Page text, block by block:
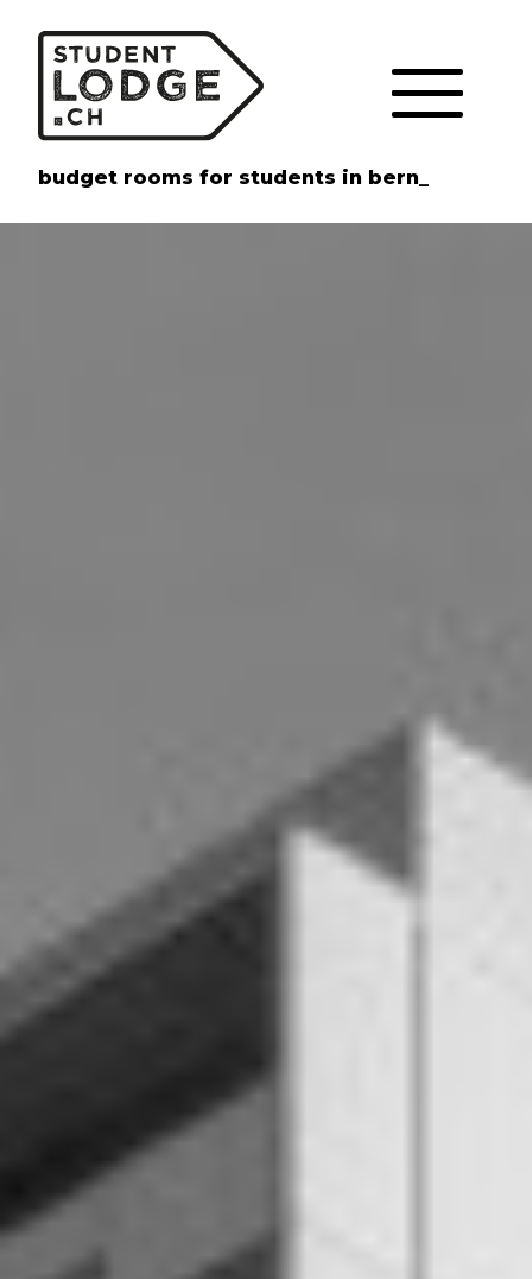
budget rooms for students in bern_